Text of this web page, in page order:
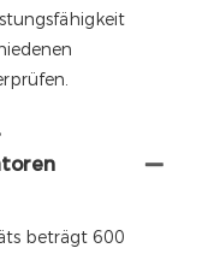
beträgt 600